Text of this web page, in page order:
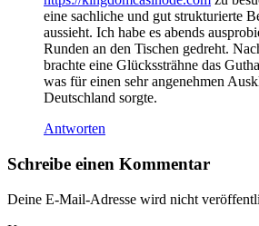
eine sachliche und gut strukturierte
aussieht. Ich habe es abends
Runden an den Tischen gedreht.
brachte eine Glückssträhne das
was für einen sehr angenehmen
Deutschland sorgte.
Antworten
Schreibe einen Kommentar
Deine E-Mail-Adresse wird nicht